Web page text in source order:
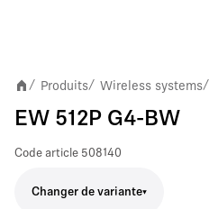
/ Produits/ Wireless systems/
EW 512P G4-BW
Code article 508140
Changer de variante